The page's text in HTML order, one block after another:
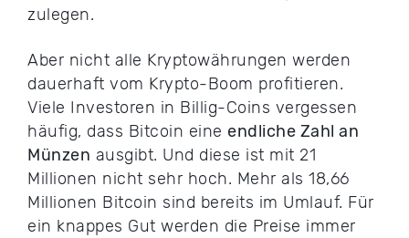
zulegen.
Aber nicht alle Kryptowährungen werden
dauerhaft vom Krypto-Boom profitieren.
Viele Investoren in Billig-Coins vergessen
häufig, dass Bitcoin eine endliche Zahl an
Münzen ausgibt. Und diese ist mit 21
Millionen nicht sehr hoch. Mehr als 18,66
Millionen Bitcoin sind bereits im Umlauf. Für
ein knappes Gut werden die Preise immer